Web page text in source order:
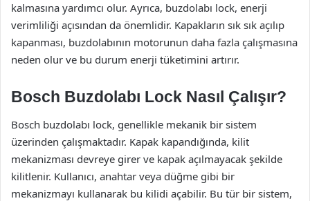
kalmasına yardımcı olur. Ayrıca, buzdolabı lock, enerji
verimliliği açısından da önemlidir. Kapakların sık sık açılıp
kapanması, buzdolabının motorunun daha fazla çalışmasına
neden olur ve bu durum enerji tüketimini artırır.
Bosch Buzdolabı Lock Nasıl Çalışır?
Bosch buzdolabı lock, genellikle mekanik bir sistem
üzerinden çalışmaktadır. Kapak kapandığında, kilit
mekanizması devreye girer ve kapak açılmayacak şekilde
kilitlenir. Kullanıcı, anahtar veya düğme gibi bir
mekanizmayı kullanarak bu kilidi açabilir. Bu tür bir sistem,